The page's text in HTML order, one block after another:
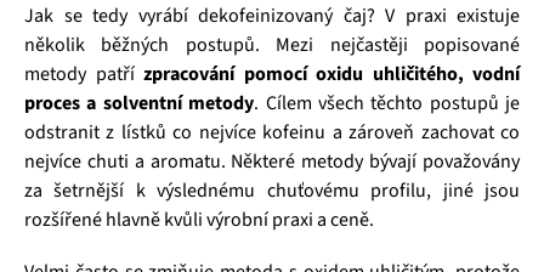
Jak se tedy vyrábí dekofeinizovaný čaj? V praxi existuje
několik běžných postupů. Mezi nejčastěji popisované
metody patří zpracování pomocí oxidu uhličitého, vodní
proces a solventní metody. Cílem všech těchto postupů je
odstranit z lístků co nejvíce kofeinu a zároveň zachovat co
nejvíce chuti a aromatu. Některé metody bývají považovány
za šetrnější k výslednému chuťovému profilu, jiné jsou
rozšířené hlavně kvůli výrobní praxi a ceně.